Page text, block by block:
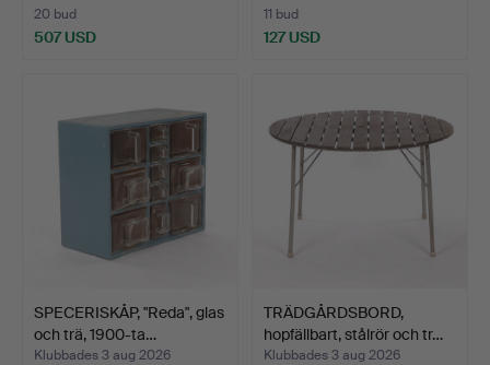
20 bud
507 USD
11 bud
127 USD
SPECERISKÅP, "Reda", glas
och trä, 1900-ta…
Klubbades 3 aug 2026
TRÄDGÅRDSBORD,
hopfällbart, stålrör och tr…
Klubbades 3 aug 2026